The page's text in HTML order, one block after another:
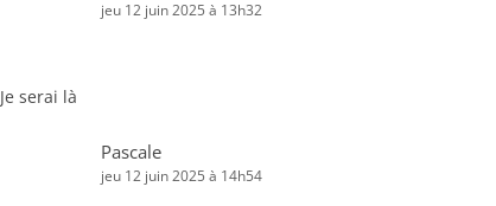
jeu 12 juin 2025 à 13h32
Je serai là
Pascale
jeu 12 juin 2025 à 14h54